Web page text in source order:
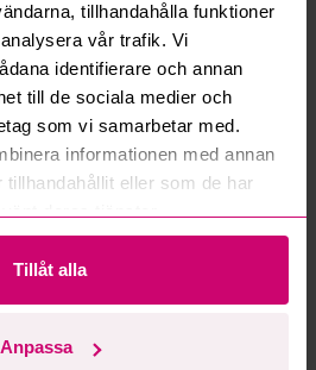
tillhandahålla funktioner
vår trafik. Vi
identifierare och annan
till de sociala medier och
som vi samarbetar med.
informationen med annan
eller som de har
Tillåt alla
Anpassa
Range Rover Fifty